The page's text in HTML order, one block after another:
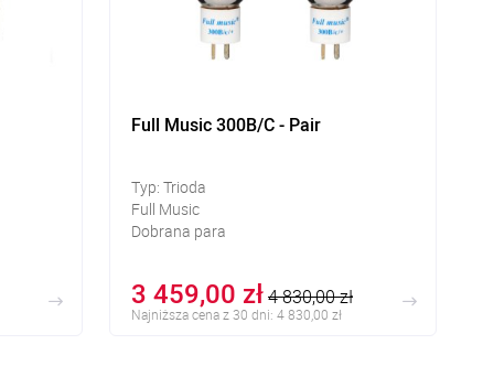
Full Music 300B/C - Pair
Typ: Trioda
Full Music
Dobrana para
3 459,00 zł4 830,00 zł
Najniższa cena z 30 dni: 4 830,00 zł